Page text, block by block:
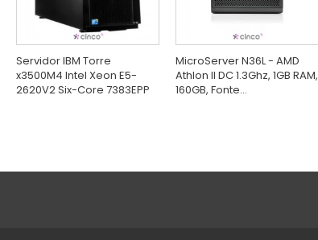
Servidor IBM Torre
x3500M4 Intel Xeon E5-
2620V2 Six-Core 7383EPP
MicroServer N36L - AMD
Athlon II DC 1.3Ghz, 1GB RAM,
160GB, Fonte...